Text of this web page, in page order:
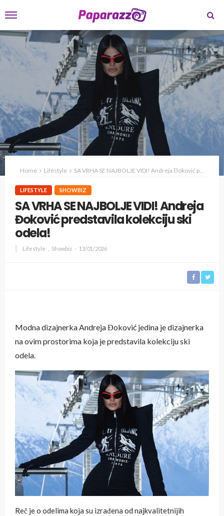
Home Lifestyle SA VRHA SE NAJBOLJE VIDI! Andreja Đoković predstavila kolekciju ski odela!
LIFESTYLE SHOWBIZ
SA VRHA SE NAJBOLJE VIDI! Andreja
Đoković predstavila kolekciju ski
odela!
Lifestyle Showbiz 13/01/2026
Modna dizajnerka Andreja Đoković jedina je dizajnerka
na ovim prostorima koja je predstavila kolekciju ski
odela.
Reč je o odelima koja su izrađena od najkvalitetnijih